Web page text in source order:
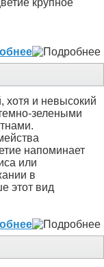
крупное
хотя и невысокий
зелеными
напоминает
или
в
этот вид